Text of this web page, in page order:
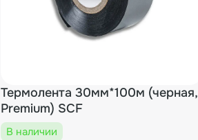
Термолента 30мм*100м (черная,
Premium) SCF
В наличии